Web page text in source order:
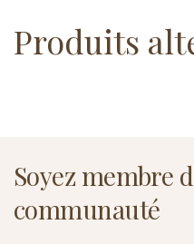
Produits
Soyez membre
communauté